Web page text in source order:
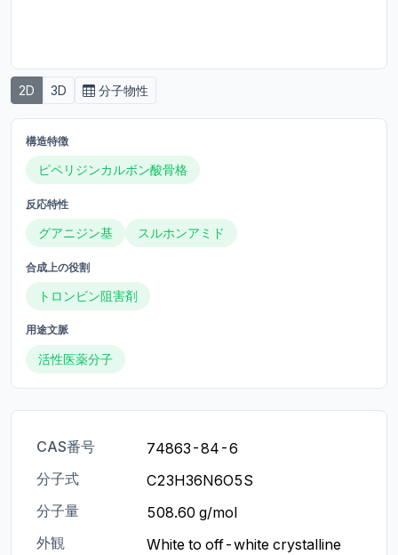
2D 3D 分子物性
構造特徴
ピペリジンカルボン酸骨格
反応特性
グアニジン基 スルホンアミド
合成上の役割
トロンビン阻害剤
用途文脈
活性医薬分子
CAS番号
74863-84-6
分子式
C23H36N6O5S
分子量
508.60 g/mol
外観
White to off-white crystalline